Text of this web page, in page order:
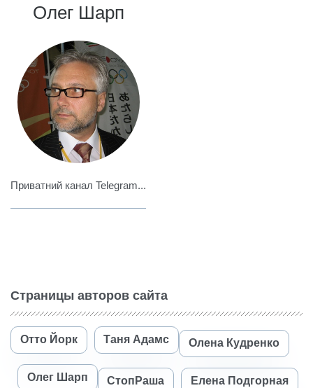
Олег Шарп
Приватний канал Telegram...
Страницы авторов сайта
Отто Йорк Таня Адамс Олена Кудренко
Олег Шарп СтопРаша Елена Подгорная